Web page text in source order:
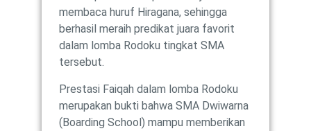
membaca huruf Hiragana, sehingga
berhasil meraih predikat juara favorit
dalam lomba Rodoku tingkat SMA
tersebut.
Prestasi Faiqah dalam lomba Rodoku
merupakan bukti bahwa SMA Dwiwarna
(Boarding School) mampu memberikan